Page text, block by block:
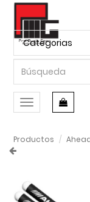
Categorias
Conmutar
navegación
Productos